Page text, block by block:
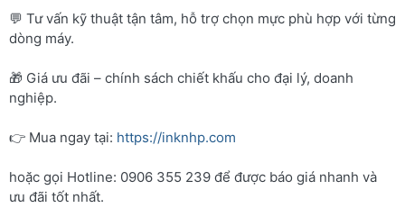
💬 Tư vấn kỹ thuật tận tâm, hỗ trợ chọn mực phù hợp với từng
dòng máy.
🎁 Giá ưu đãi – chính sách chiết khấu cho đại lý, doanh
nghiệp.
👉 Mua ngay tại: https://inknhp.com
hoặc gọi Hotline: 0906 355 239 để được báo giá nhanh và
ưu đãi tốt nhất.